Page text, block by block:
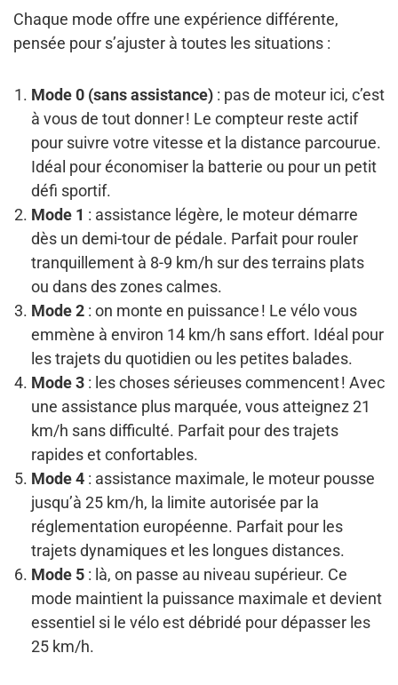
Chaque mode offre une expérience différente,
pensée pour s’ajuster à toutes les situations :
Mode 0 (sans assistance) : pas de moteur ici, c’est
à vous de tout donner ! Le compteur reste actif
pour suivre votre vitesse et la distance parcourue.
Idéal pour économiser la batterie ou pour un petit
défi sportif.
Mode 1 : assistance légère, le moteur démarre
dès un demi-tour de pédale. Parfait pour rouler
tranquillement à 8-9 km/h sur des terrains plats
ou dans des zones calmes.
Mode 2 : on monte en puissance ! Le vélo vous
emmène à environ 14 km/h sans effort. Idéal pour
les trajets du quotidien ou les petites balades.
Mode 3 : les choses sérieuses commencent ! Avec
une assistance plus marquée, vous atteignez 21
km/h sans difficulté. Parfait pour des trajets
rapides et confortables.
Mode 4 : assistance maximale, le moteur pousse
jusqu’à 25 km/h, la limite autorisée par la
réglementation européenne. Parfait pour les
trajets dynamiques et les longues distances.
Mode 5 : là, on passe au niveau supérieur. Ce
mode maintient la puissance maximale et devient
essentiel si le vélo est débridé pour dépasser les
25 km/h.